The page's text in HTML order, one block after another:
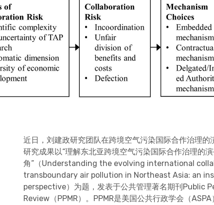
近日，刘建政研究团队在跨境空气污染国际合作治理的
研究成果以“理解东北亚跨境空气污染国际合作治理的
角”（Understanding the evolving international
transboundary air pollution in Northeast Asia: an
perspective）为题，发表于公共管理著名期刊Public
Review（PPMR）。PPMR是美国公共行政学会（